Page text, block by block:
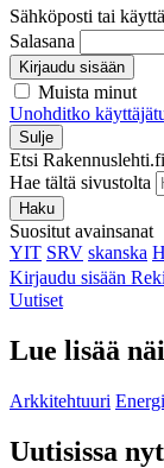
Sähköposti tai
Salasana
Kirjaudu sisään
Muista minut
Unohditko
Sulje
Etsi
Hae tältä sivustolta
Haku
Suositut avainsanat
YIT SRV skanska
Kirjaudu sisään
Uutiset
Lue lisää
Arkkitehtuuri
Uutisissa nyt